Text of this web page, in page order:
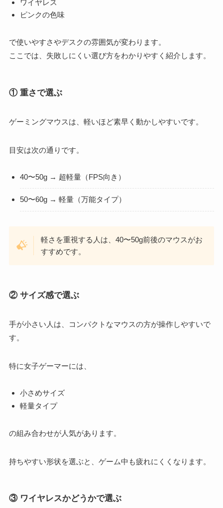
ワイヤレス
ピンクの色味
で使いやすさやデスクの雰囲気が変わります。
ここでは、失敗しにくい選び方をわかりやすく紹介します。
① 重さで選ぶ
ゲーミングマウスは、軽いほど素早く動かしやすいです。
目安は次の通りです。
40〜50g → 超軽量（FPS向き）
50〜60g → 軽量（万能タイプ）
軽さを重視する人は、40〜50g前後のマウスがお
すすめです。
② サイズ感で選ぶ
手が小さい人は、コンパクトなマウスの方が操作しやすいで
す。
特に女子ゲーマーには、
小さめサイズ
軽量タイプ
の組み合わせが人気があります。
持ちやすい形状を選ぶと、ゲーム中も疲れにくくなります。
③ ワイヤレスかどうかで選ぶ